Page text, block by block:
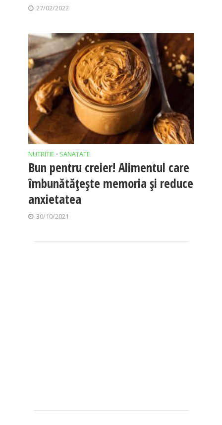
27/02/2022
NUTRITIE • SANATATE
Bun pentru creier! Alimentul care
îmbunătățește memoria și reduce
anxietatea
30/10/2021